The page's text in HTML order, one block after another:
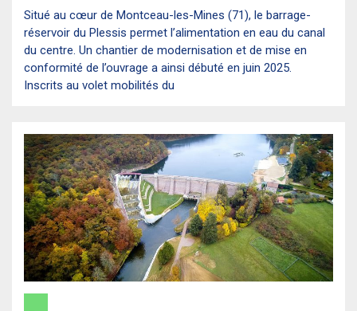
Situé au cœur de Montceau-les-Mines (71), le barrage-
réservoir du Plessis permet l’alimentation en eau du canal
du centre. Un chantier de modernisation et de mise en
conformité de l’ouvrage a ainsi débuté en juin 2025.
Inscrits au volet mobilités du